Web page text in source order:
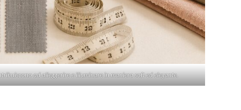
ad alleggerire e illuminare in maniera soft ed elegante.